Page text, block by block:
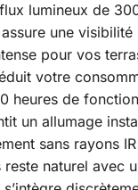
lumineux de
une visibilité
pour vos
votre
heures de
un allumage
sans rayons
naturel avec